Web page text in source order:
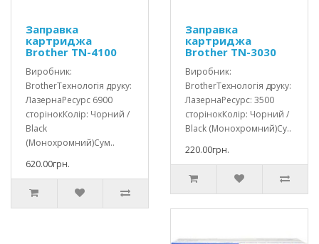
Заправка
картриджа
Brother TN-4100
Виробник:
BrotherТехнологія друку:
ЛазернаРесурс 6900
сторінокКолір: Чорний /
Black
(Монохромний)Сум..
620.00грн.
Заправка
картриджа
Brother TN-3030
Виробник:
BrotherТехнологія друку:
ЛазернаРесурс: 3500
сторінокКолір: Чорний /
Black (Монохромний)Су..
220.00грн.